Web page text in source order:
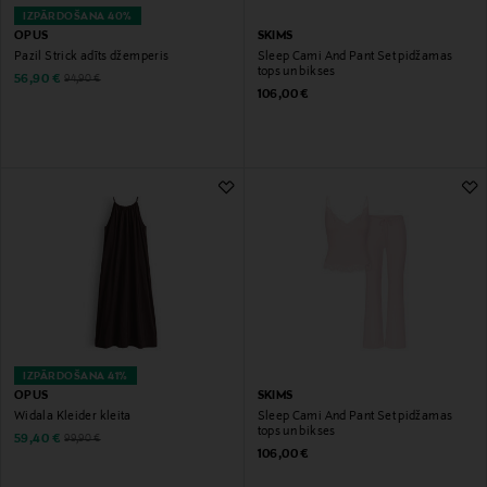
IZPĀRDOŠANA 40%
OPUS
Pazil Strick adīts džemperis
Discounted Price
56,90 € Original Price
94,90 €
SKIMS
Sleep Cami And Pant Set pidžamas
tops un bikses
Original Price
106,00 €
IZPĀRDOŠANA 41%
OPUS
Widala Kleider kleita
Discounted Price
59,40 € Original Price
99,90 €
SKIMS
Sleep Cami And Pant Set pidžamas
tops un bikses
Original Price
106,00 €